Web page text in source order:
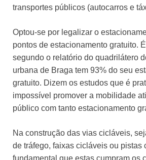
transportes públicos (autocarros e
Optou-se por legalizar o
pontos de estacionamento gratuito.
segundo o relatório do quadrilátero
urbana de Braga tem 93% do seu
gratuito. Dizem os estudos que é
impossível promover a mobilidade
público com tanto estacionamento
Na construção das vias cicláveis,
de tráfego, faixas cicláveis ou pistas